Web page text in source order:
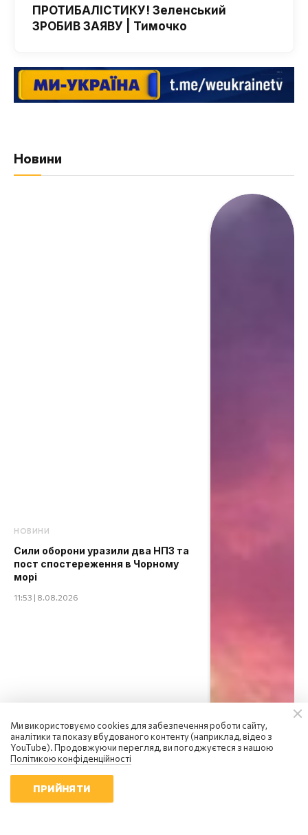
ПРОТИБАЛІСТИКУ! Зеленський
ЗРОБИВ ЗАЯВУ | Тимочко
Новини
НОВИНИ
Сили оборони уразили два НПЗ та
пост спостереження в Чорному
морі
11:53 | 8.08.2026
Ми використовуємо cookies для забезпечення роботи сайту,
аналітики та показу вбудованого контенту (наприклад, відео з
YouTube). Продовжуючи перегляд, ви погоджуєтеся з нашою
Політикою конфіденційності
ПРИЙНЯТИ